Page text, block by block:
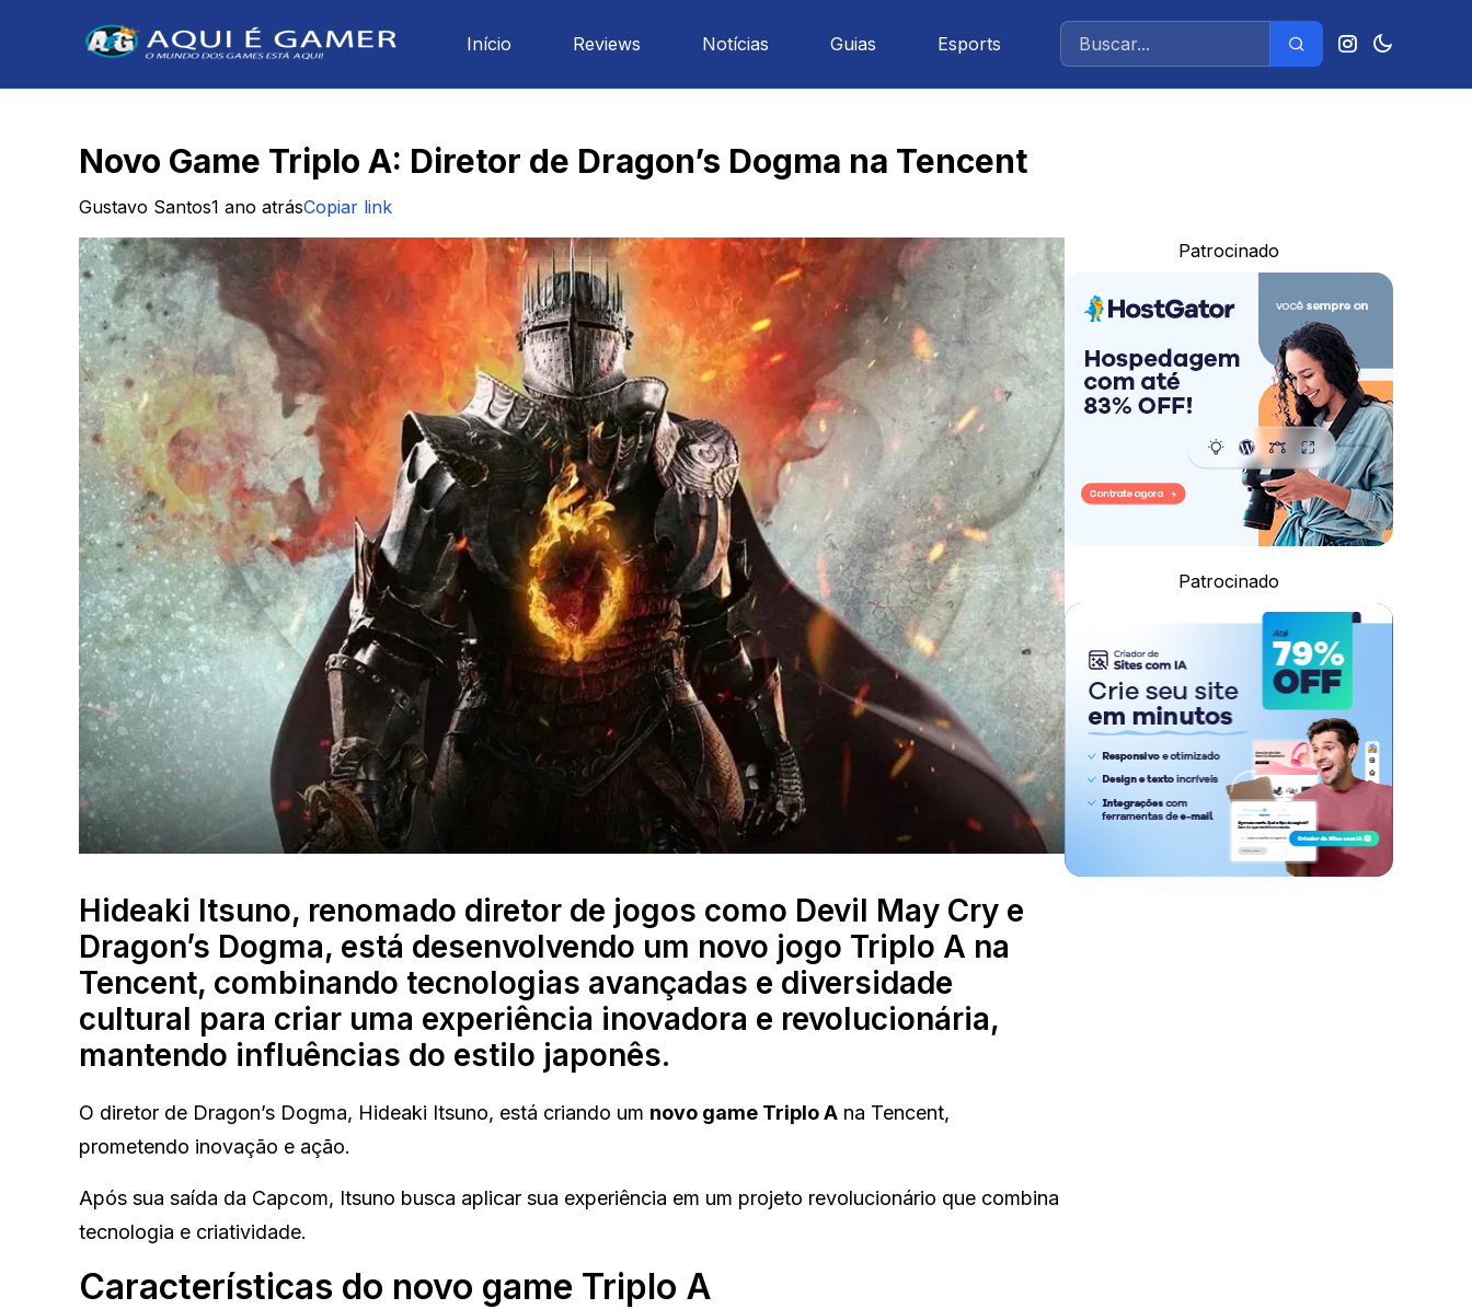
Início Reviews Notícias Guias Esports
Novo Game Triplo A: Diretor de Dragon’s Dogma na Tencent
Gustavo Santos1 ano atrásCopiar link
Hideaki Itsuno, renomado diretor de jogos como Devil May Cry e
Dragon’s Dogma, está desenvolvendo um novo jogo Triplo A na
Tencent, combinando tecnologias avançadas e diversidade
cultural para criar uma experiência inovadora e revolucionária,
mantendo influências do estilo japonês.
O diretor de Dragon’s Dogma, Hideaki Itsuno, está criando um novo game Triplo A na Tencent,
prometendo inovação e ação.
Após sua saída da Capcom, Itsuno busca aplicar sua experiência em um projeto revolucionário que combina
tecnologia e criatividade.
Características do novo game Triplo A
Patrocinado
Patrocinado